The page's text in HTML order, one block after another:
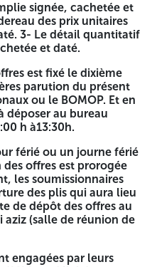
pour plusieurs lots
de charge).
comprendre les pièces
remplie signée,
de probité remplie signée,
relatifs aux pouvoirs
l'entreprise. 5- Copie du
6- Tout document
des candidats.
certificat de
(secteur travaux public
en plus).
signée, cachetée et
des prix unitaires
3- Le détail quantitatif
et daté.
est fixé le dixième
parution du présent
ou le BOMOP. Et en
déposer au bureau
h à13:30h.
férié ou un journe férié
offres est prorogée
les soumissionnaires
des plis qui aura lieu
de dépôt des offres au
(salle de réunion de
engagées par leurs